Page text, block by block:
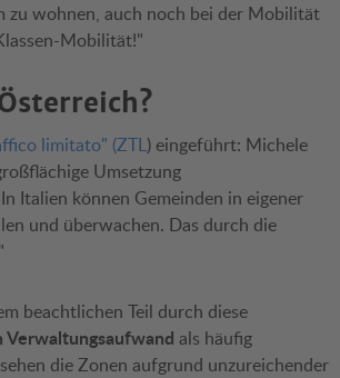
zu wohnen, auch noch bei der Mobilität
Mobilität!"
limitato" (ZTL) eingeführt: Michele
Umsetzung
Italien können Gemeinden in eigener
und überwachen. Das durch die
beachtlichen Teil durch diese
Verwaltungsaufwand als häufig
die Zonen aufgrund unzureichender